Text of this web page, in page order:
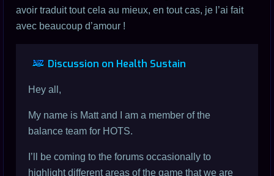
avoir traduit tout cela au mieux, en tout cas, je l’ai fait
avec beaucoup d’amour !
Discussion on Health Sustain
Hey all,
My name is Matt and I am a member of the
balance team for HOTS.
I’ll be coming to the forums occasionally to
highlight different areas of the game that we are